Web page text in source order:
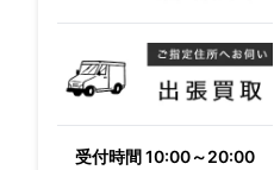
受付時間 10:00～20:00